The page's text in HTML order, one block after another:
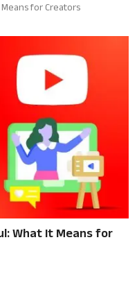
for Creators
What It Means for